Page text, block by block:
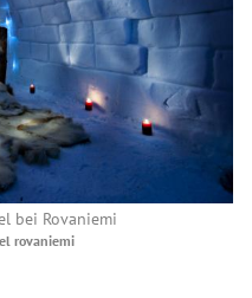
bei Rovaniemi
rovaniemi